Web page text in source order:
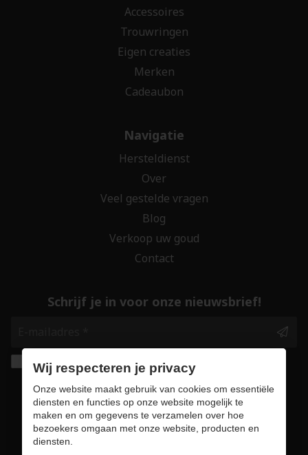
Accessoires
Trouwringen
Eigen creaties
Merken
Cadeaubon
Navigatie
Hersteldienst
Over
Veel gestelde vragen
Blog
Verkoop uw goud
Contact
Schrijf je in voor onze nieuwsbrief!
Ik geef de toestemming om mijn gegevens te
bewaren en verwerken zoals aangegeven in
onzeprivacy statement. *
Wij respecteren je privacy
Onze website maakt gebruik van cookies om essentiële
diensten en functies op onze website mogelijk te
maken en om gegevens te verzamelen over hoe
bezoekers omgaan met onze website, producten en
diensten.